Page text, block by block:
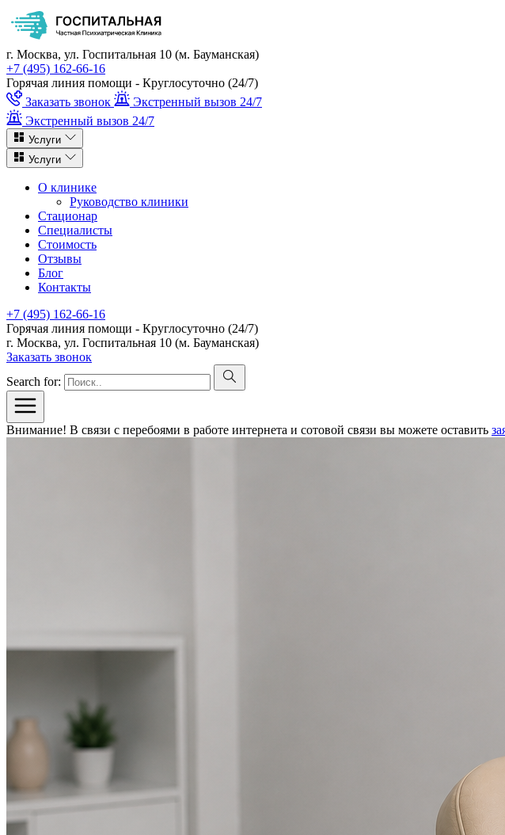
г. Москва, ул. Госпитальная 10 (м. Бауманская)
+7 (495) 162-66-16
Горячая линия помощи - Круглосуточно (24/7)
Заказать звонок
Экстренный вызов 24/7
Экстренный вызов 24/7
Услуги
Услуги
О клинике
Руководство клиники
Стационар
Специалисты
Стоимость
Отзывы
Блог
Контакты
+7 (495) 162-66-16
Горячая линия помощи - Круглосуточно (24/7)
г. Москва, ул. Госпитальная 10 (м. Бауманская)
Заказать звонок
Search for:
Внимание! В связи с перебоями в работе интернета и сотовой связи вы можете оставить